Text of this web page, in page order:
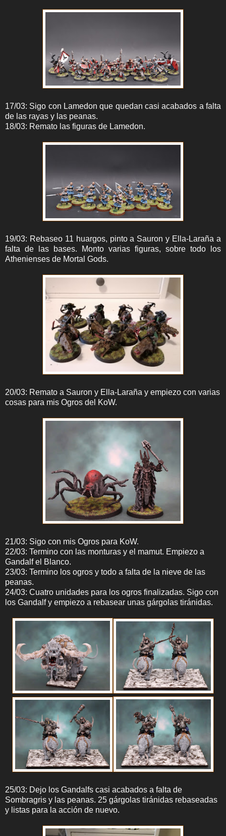
17/03: Sigo con Lamedon que quedan casi acabados a falta
de las rayas y las peanas.
18/03: Remato las figuras de Lamedon.
19/03: Rebaseo 11 huargos, pinto a Sauron y Ella-Laraña a
falta de las bases. Monto varias figuras, sobre todo los
Athenienses de Mortal Gods.
20/03: Remato a Sauron y Ella-Laraña y empiezo con varias
cosas para mis Ogros del KoW.
21/03: Sigo con mis Ogros para KoW.
22/03: Termino con las monturas y el mamut. Empiezo a
Gandalf el Blanco.
23/03: Termino los ogros y todo a falta de la nieve de las
peanas.
24/03: Cuatro unidades para los ogros finalizadas. Sigo con
los Gandalf y empiezo a rebasear unas gárgolas tiránidas.
25/03: Dejo los Gandalfs casi acabados a falta de
Sombragris y las peanas. 25 gárgolas tiránidas rebaseadas
y listas para la acción de nuevo.